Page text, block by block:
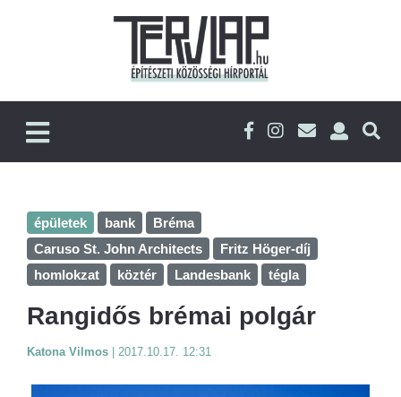
épületek bank
Bréma
Caruso St. John Architects
Fritz Höger-díj
homlokzat
köztér Landesbank tégla
Rangidős brémai polgár
Katona Vilmos 2017.10.17. 12:31